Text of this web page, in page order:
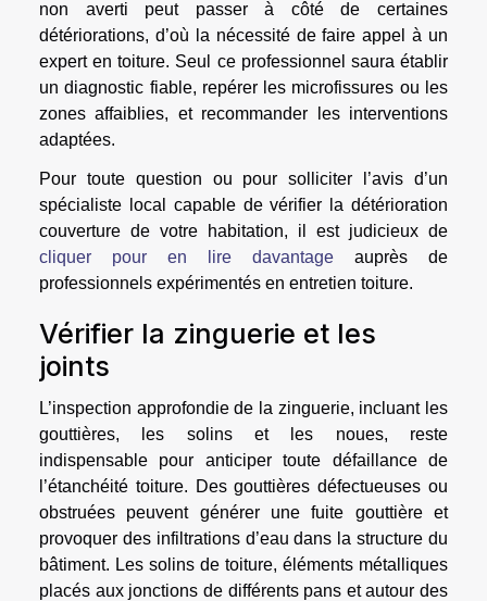
non averti peut passer à côté de certaines
détériorations, d’où la nécessité de faire appel à un
expert en toiture. Seul ce professionnel saura établir
un diagnostic fiable, repérer les microfissures ou les
zones affaiblies, et recommander les interventions
adaptées.
Pour toute question ou pour solliciter l’avis d’un
spécialiste local capable de vérifier la détérioration
couverture de votre habitation, il est judicieux de
cliquer pour en lire davantage auprès de
professionnels expérimentés en entretien toiture.
Vérifier la zinguerie et les
joints
L’inspection approfondie de la zinguerie, incluant les
gouttières, les solins et les noues, reste
indispensable pour anticiper toute défaillance de
l’étanchéité toiture. Des gouttières défectueuses ou
obstruées peuvent générer une fuite gouttière et
provoquer des infiltrations d’eau dans la structure du
bâtiment. Les solins de toiture, éléments métalliques
placés aux jonctions de différents pans et autour des